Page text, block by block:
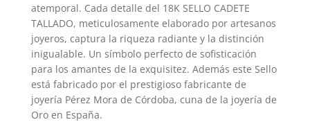
atemporal. Cada detalle del 18K SELLO CADETE
TALLADO, meticulosamente elaborado por artesanos
joyeros, captura la riqueza radiante y la distinción
inigualable. Un símbolo perfecto de sofisticación
para los amantes de la exquisitez. Además este Sello
está fabricado por el prestigioso fabricante de
joyería Pérez Mora de Córdoba, cuna de la joyería de
Oro en España.